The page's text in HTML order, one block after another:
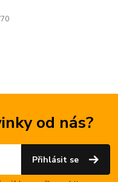
od nás?
Přihlásit se